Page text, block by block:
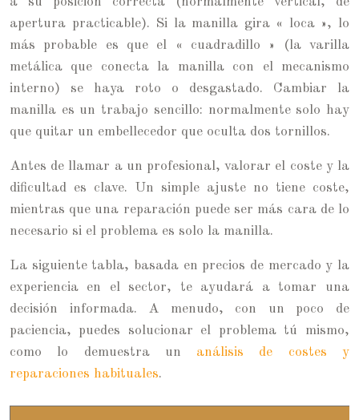
apertura practicable). Si la manilla gira « loca », lo
más probable es que el « cuadradillo » (la varilla
metálica que conecta la manilla con el mecanismo
interno) se haya roto o desgastado. Cambiar la
manilla es un trabajo sencillo: normalmente solo hay
que quitar un embellecedor que oculta dos tornillos.
Antes de llamar a un profesional, valorar el coste y la
dificultad es clave. Un simple ajuste no tiene coste,
mientras que una reparación puede ser más cara de lo
necesario si el problema es solo la manilla.
La siguiente tabla, basada en precios de mercado y la
experiencia en el sector, te ayudará a tomar una
decisión informada. A menudo, con un poco de
paciencia, puedes solucionar el problema tú mismo,
como lo demuestra un análisis de costes y
reparaciones habituales.